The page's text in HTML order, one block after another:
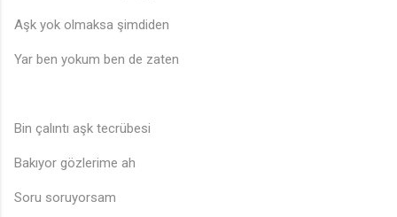
Aşk yok olmaksa şimdiden
Yar ben yokum ben de zaten
Bin çalıntı aşk tecrübesi
Bakıyor gözlerime ah
Soru soruyorsam